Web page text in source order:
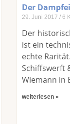
Der
29. Juni 2017 6
Der
ist ein
echte
Schiffswerft
Wiemann in
weiterlesen »